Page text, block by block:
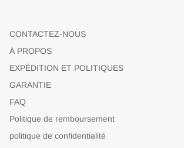
CONTACTEZ-NOUS
À PROPOS
EXPÉDITION ET POLITIQUES
GARANTIE
FAQ
Politique de remboursement
politique de confidentialité